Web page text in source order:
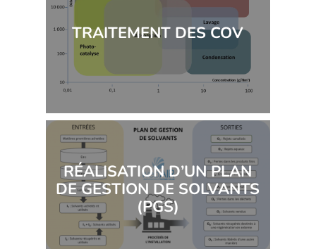
TRAITEMENT DES COV
RÉALISATION D’UN PLAN
DE GESTION DE SOLVANTS
(PGS)